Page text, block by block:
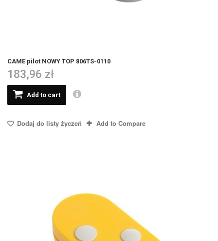
CAME pilot NOWY TOP 806TS-0110
183,96 zł
Add to cart
Dodaj do listy życzeń Add to Compare